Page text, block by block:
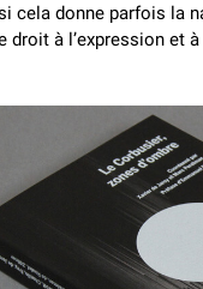
cela donne parfois la
droit à l’expression et